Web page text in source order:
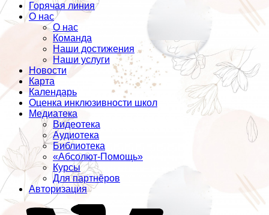
Горячая линия
О нас
О нас
Команда
Наши достижения
Наши услуги
Новости
Карта
Календарь
Оценка инклюзивности школ
Медиатека
Видеотека
Аудиотека
Библиотека
«Абсолют-Помощь»
Курсы
Для партнёров
Авторизация